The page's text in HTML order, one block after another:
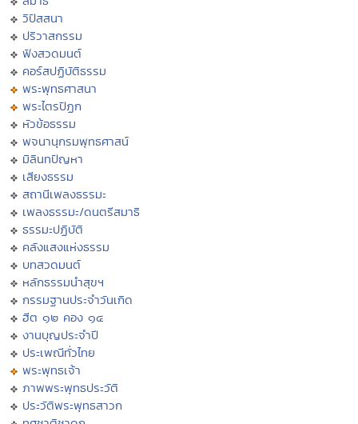
วิปัสสนา
ปริวาสกรรม
ฟังสวดมนต์
คอร์สปฏิบัติธรรม
พระพุทธศาสนา
พระไตรปิฏก
หัวข้อธรรม
พจนานุกรมพุทธศาสน์
มิลินทปัญหา
เสียงธรรม
สถานีเพลงธรรมะ
เพลงธรรมะ/ดนตรีสมาธิ
ธรรมะปฏิบัติ
คลังแสงแห่งธรรม
บทสวดมนต์
หลักธรรมนำสุขฯ
กรรมฐานประจำวันเกิด
ฮีต ๑๒ คอง ๑๔
งานบุญประจำปี
ประเพณีทั่วไทย
พระพุทธเจ้า
ภาพพระพุทธประวัติ
ประวัติพระพุทธสาวก